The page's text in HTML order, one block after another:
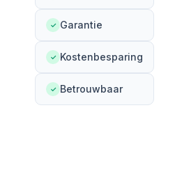
✓ Garantie
✓ Kostenbesparing
✓ Betrouwbaar